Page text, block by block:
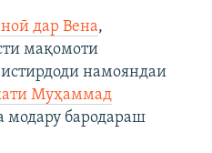
дар Вена,
мақомоти
намояндаи
Муҳаммад
модару бародараш